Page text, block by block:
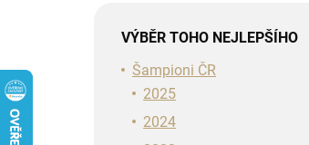
VÝBĚR TOHO NEJLEPŠÍHO
Šampioni ČR
2025
2024